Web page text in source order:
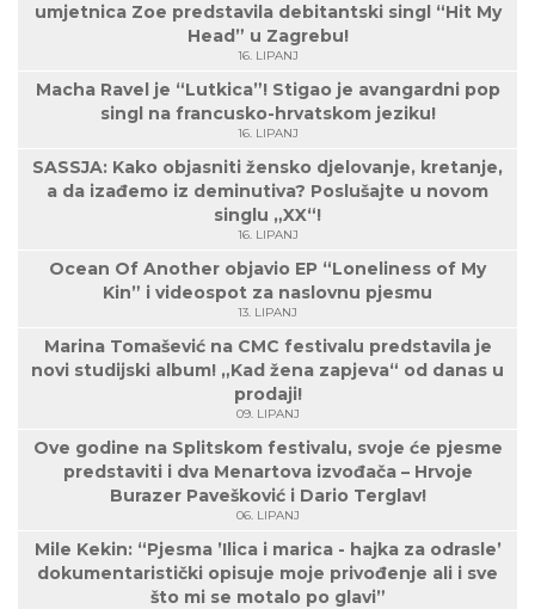
umjetnica Zoe predstavila debitantski singl “Hit My
Head” u Zagrebu!
16. LIPANJ
Macha Ravel je “Lutkica”! Stigao je avangardni pop
singl na francusko-hrvatskom jeziku!
16. LIPANJ
SASSJA: Kako objasniti žensko djelovanje, kretanje,
a da izađemo iz deminutiva? Poslušajte u novom
singlu „XX“!
16. LIPANJ
Ocean Of Another objavio EP “Loneliness of My
Kin” i videospot za naslovnu pjesmu
13. LIPANJ
Marina Tomašević na CMC festivalu predstavila je
novi studijski album! „Kad žena zapjeva“ od danas u
prodaji!
09. LIPANJ
Ove godine na Splitskom festivalu, svoje će pjesme
predstaviti i dva Menartova izvođača – Hrvoje
Burazer Pavešković i Dario Terglav!
06. LIPANJ
Mile Kekin: “Pjesma ’Ilica i marica - hajka za odrasle’
dokumentaristički opisuje moje privođenje ali i sve
što mi se motalo po glavi”